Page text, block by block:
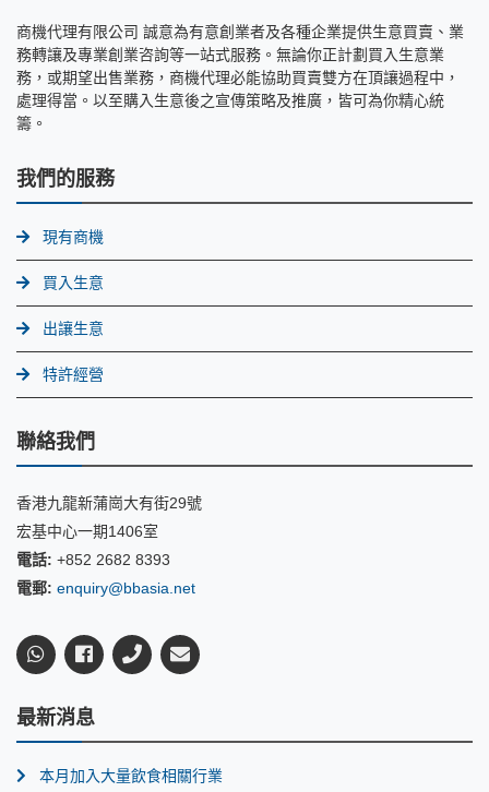
商機代理有限公司 誠意為有意創業者及各種企業提供生意買賣、業
務轉讓及專業創業咨詢等一站式服務。無論你正計劃買入生意業
務，或期望出售業務，商機代理必能協助買賣雙方在頂讓過程中，
處理得當。以至購入生意後之宣傳策略及推廣，皆可為你精心統
籌。
我們的服務
現有商機
買入生意
出讓生意
特許經營
聯絡我們
香港九龍新蒲崗大有街29號
宏基中心一期1406室
電話: +852 2682 8393
電郵: enquiry@bbasia.net
最新消息
本月加入大量飲食相關行業